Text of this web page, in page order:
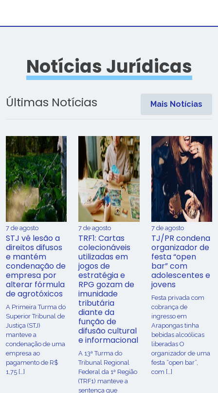
Notícias Jurídicas
Últimas Notícias Mais Notícias
7 de agosto
STJ vê lesão a
direitos difusos
e mantém
condenação de
empresa por
alterar fórmula
de agrotóxicos
​A Primeira Turma do
Superior Tribunal de
Justiça (STJ)
manteve a
condenação de uma
empresa ao
pagamento de R$
1,75 […]
7 de agosto
TRF1: Cartas
colecionáveis
utilizadas em
jogos de
estratégia e
RPG gozam de
imunidade
tributária
diante da
função de
difusão cultural
e informacional
A 13ª Turma do
Tribunal Regional
Federal da 1ª Região
(TRF1) manteve a
sentença que
7 de agosto
TJ/PR condena
organizador de
festa “open
bar” com
adolescentes e
jovens
Festa privada com
cobrança de
ingresso em
Arapongas tinha
bebidas alcoólicas
liberadas O
organizador de uma
festa “open bar”,
com […]